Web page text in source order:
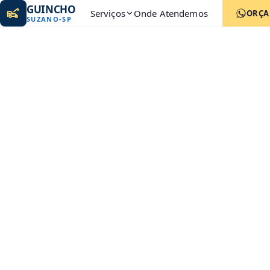
GUINCHO
SUZANO-SP Serviços Onde Atendemos